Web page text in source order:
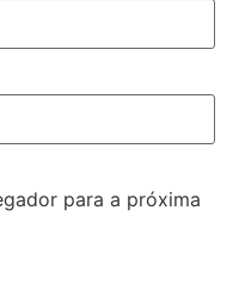
para a próxima